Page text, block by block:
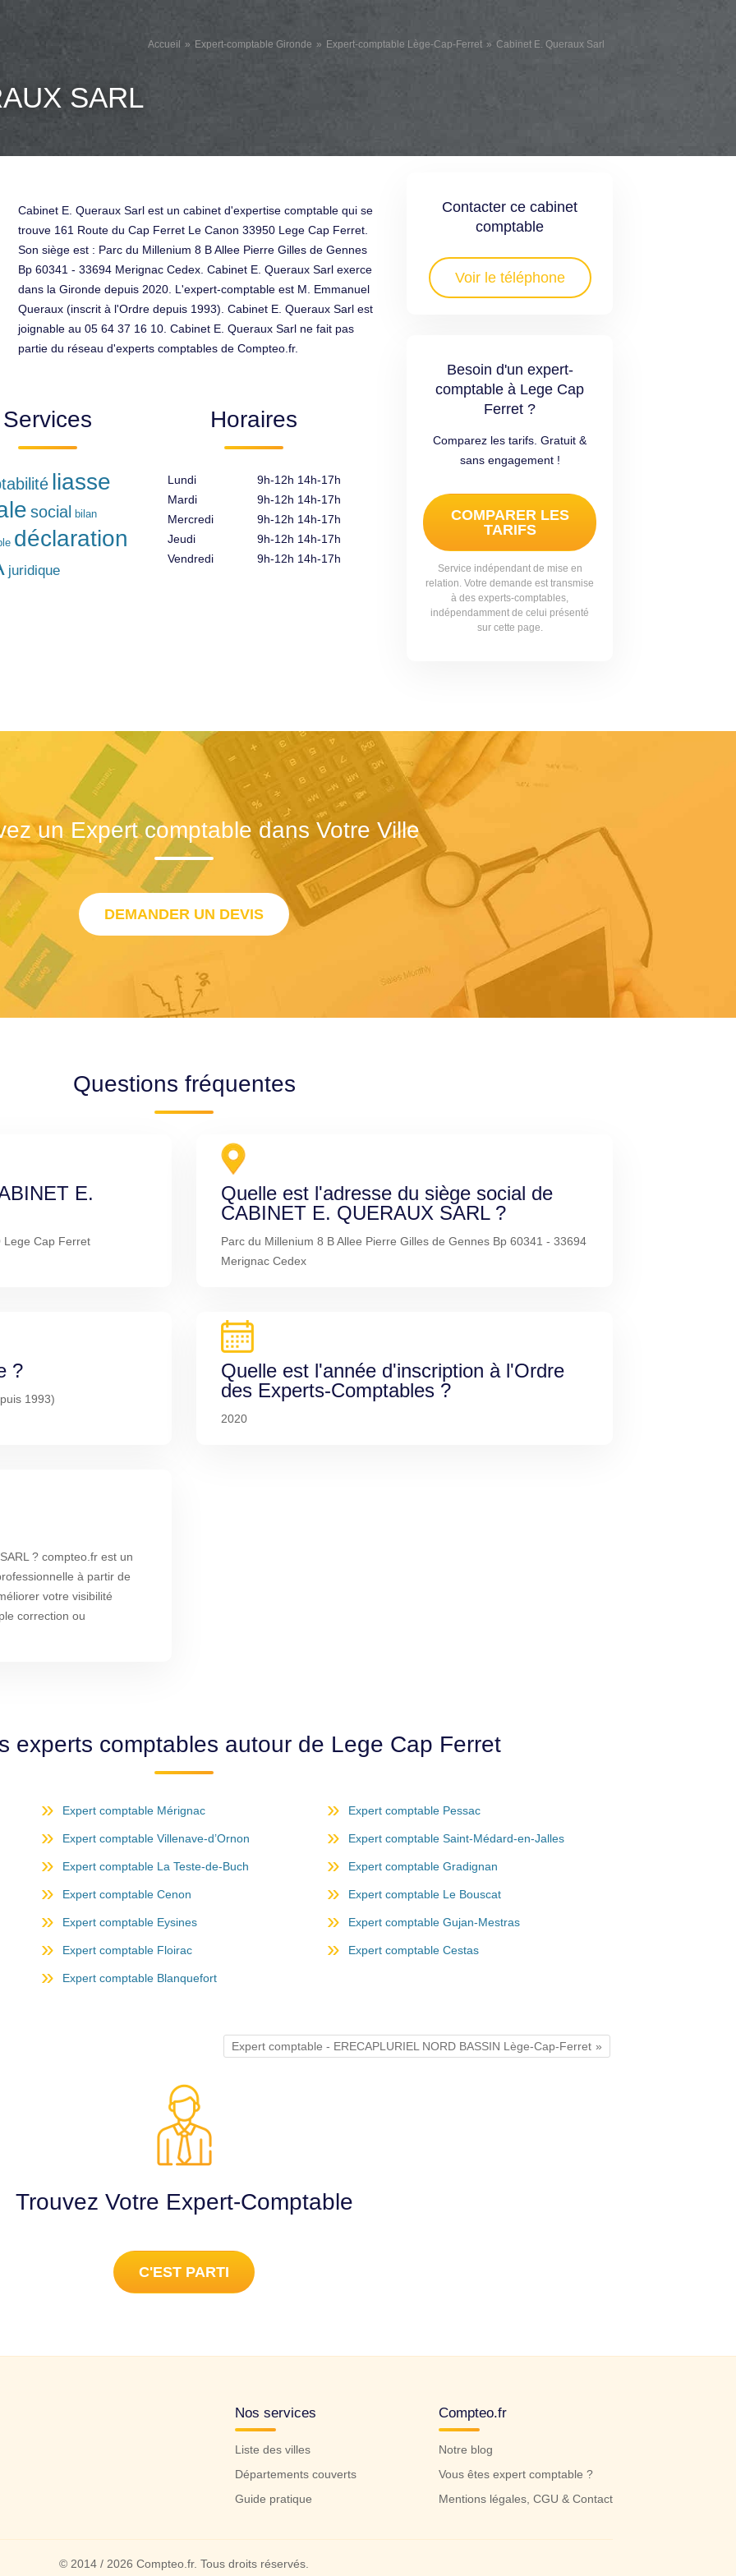
Accueil Expert-comptable Gironde Expert-comptable Lège-Cap-Ferret Cabinet E. Queraux Sarl
SARL
Contacter ce cabinet
comptable
Voir le téléphone
Besoin d'un expert-
comptable à Lege Cap
Ferret ?
Comparez les tarifs. Gratuit &
sans engagement !
COMPARER LES
TARIFS
Service indépendant de mise en
relation. Votre demande est transmise
à des experts-comptables,
indépendamment de celui présenté
sur cette page.
Cabinet E. Queraux Sarl est un cabinet d'expertise comptable qui se
trouve 161 Route du Cap Ferret Le Canon 33950 Lege Cap Ferret.
Son siège est : Parc du Millenium 8 B Allee Pierre Gilles de Gennes
Bp 60341 - 33694 Merignac Cedex. Cabinet E. Queraux Sarl exerce
dans la Gironde depuis 2020. L'expert-comptable est M. Emmanuel
Queraux (inscrit à l'Ordre depuis 1993). Cabinet E. Queraux Sarl est
joignable au 05 64 37 16 10. Cabinet E. Queraux Sarl ne fait pas
partie du réseau d'experts comptables de Compteo.fr.
Services
liasse
social bilan
déclaration
juridique
Horaires
Lundi
Mardi
Mercredi
Jeudi
Vendredi
9h-12h 14h-17h
9h-12h 14h-17h
9h-12h 14h-17h
9h-12h 14h-17h
9h-12h 14h-17h
un Expert comptable dans Votre Ville
DEMANDER UN DEVIS
Questions fréquentes
E.
Lege Cap Ferret
Quelle est l'adresse du siège social de
CABINET E. QUERAUX SARL ?
Parc du Millenium 8 B Allee Pierre Gilles de Gennes Bp 60341 - 33694
Merignac Cedex
?
1993)
Quelle est l'année d'inscription à l'Ordre
des Experts-Comptables ?
2020
? compteo.fr est un
à partir de
votre visibilité
correction ou
experts comptables autour de Lege Cap Ferret
Expert comptable Mérignac Expert comptable Pessac
Expert comptable Villenave-d’Ornon Expert comptable Saint-Médard-en-Jalles
Expert comptable La Teste-de-Buch Expert comptable Gradignan
Expert comptable Cenon Expert comptable Le Bouscat
Expert comptable Eysines Expert comptable Gujan-Mestras
Expert comptable Floirac Expert comptable Cestas
Expert comptable Blanquefort
Expert comptable - ERECAPLURIEL NORD BASSIN Lège-Cap-Ferret
Trouvez Votre Expert-Comptable
C'EST PARTI
Nos services
Liste des villes
Départements couverts
Guide pratique
Compteo.fr
Notre blog
Vous êtes expert comptable ?
Mentions légales, CGU & Contact
© 2014 / 2026 Compteo.fr. Tous droits réservés.